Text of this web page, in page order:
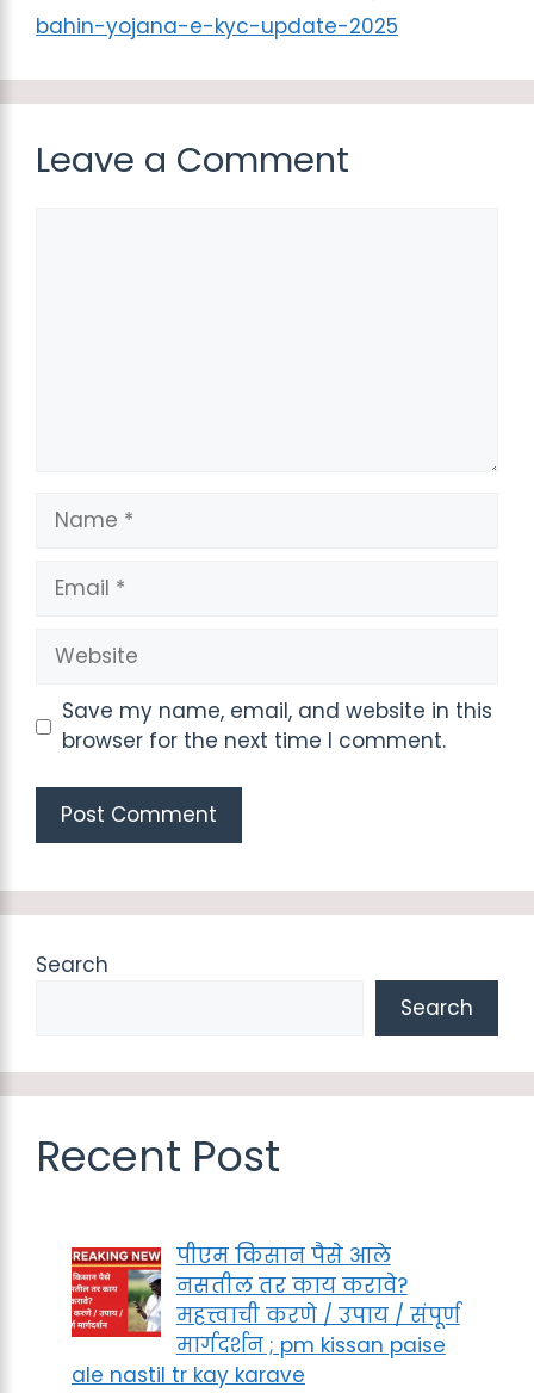
bahin-yojana-e-kyc-update-2025
Leave a Comment
Name
Email
Website
Save my name, email, and website in this
browser for the next time I comment.
Search
Search
Recent Post
पीएम किसान पैसे आले
नसतील तर काय करावे?
महत्त्वाची करणे / उपाय / संपूर्ण
मार्गदर्शन ; pm kissan paise
ale nastil tr kay karave